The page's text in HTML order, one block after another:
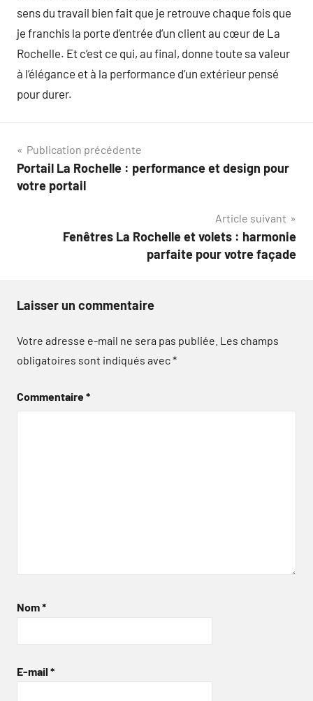
sens du travail bien fait que je retrouve chaque fois que
je franchis la porte d’entrée d’un client au cœur de La
Rochelle. Et c’est ce qui, au final, donne toute sa valeur
à l’élégance et à la performance d’un extérieur pensé
pour durer.
Navigation
de
Publication précédente
Portail La Rochelle : performance et design pour
votre portail
Article suivant
Fenêtres La Rochelle et volets : harmonie
parfaite pour votre façade
Laisser un commentaire
Votre adresse e-mail ne sera pas publiée. Les champs
obligatoires sont indiqués avec*
Commentaire*
Nom*
E-mail *